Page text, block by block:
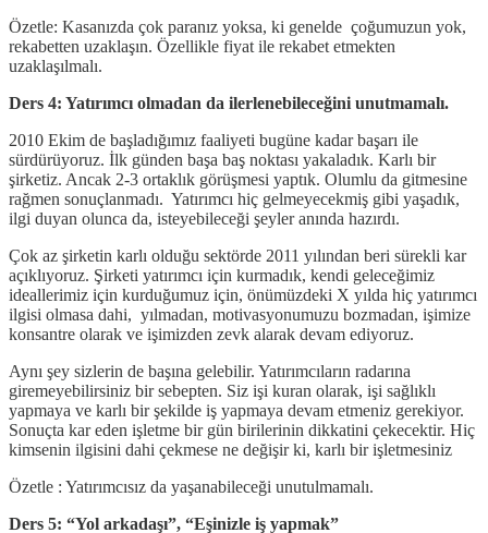
Özetle: Kasanızda çok paranız yoksa, ki genelde çoğumuzun yok,
rekabetten uzaklaşın. Özellikle fiyat ile rekabet etmekten
uzaklaşılmalı.
Ders 4: Yatırımcı olmadan da ilerlenebileceğini unutmamalı.
2010 Ekim de başladığımız faaliyeti bugüne kadar başarı ile
sürdürüyoruz. İlk günden başa baş noktası yakaladık. Karlı bir
şirketiz. Ancak 2-3 ortaklık görüşmesi yaptık. Olumlu da gitmesine
rağmen sonuçlanmadı. Yatırımcı hiç gelmeyecekmiş gibi yaşadık,
ilgi duyan olunca da, isteyebileceği şeyler anında hazırdı.
Çok az şirketin karlı olduğu sektörde 2011 yılından beri sürekli kar
açıklıyoruz. Şirketi yatırımcı için kurmadık, kendi geleceğimiz
ideallerimiz için kurduğumuz için, önümüzdeki X yılda hiç yatırımcı
ilgisi olmasa dahi, yılmadan, motivasyonumuzu bozmadan, işimize
konsantre olarak ve işimizden zevk alarak devam ediyoruz.
Aynı şey sizlerin de başına gelebilir. Yatırımcıların radarına
giremeyebilirsiniz bir sebepten. Siz işi kuran olarak, işi sağlıklı
yapmaya ve karlı bir şekilde iş yapmaya devam etmeniz gerekiyor.
Sonuçta kar eden işletme bir gün birilerinin dikkatini çekecektir. Hiç
kimsenin ilgisini dahi çekmese ne değişir ki, karlı bir işletmesiniz
Özetle : Yatırımcısız da yaşanabileceği unutulmamalı.
Ders 5: “Yol arkadaşı”, “Eşinizle iş yapmak”